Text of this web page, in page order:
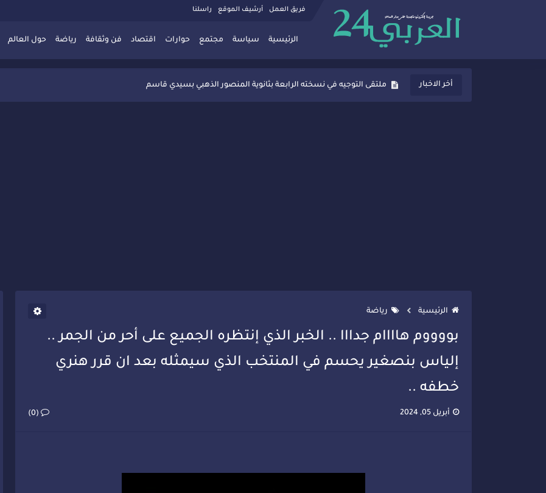
فريق العمل أرشيف الموقع راسلنا
الرئيسية سياسة مجتمع حوارات اقتصاد فن وثقافة رياضة حول العالم
أخر الاخبار
ثانوية المنصور الذهبي بسيدي قاسم تُعزّز ثقافة التوجيه المدرسي بمبادرة نوعية تجمع بين التفاعل والتكريم
ملتقى التوجيه في نسخته الرابعة بثانوية المنصور الذهبي بسيدي قاسم
الرئيسية رياضة
بووووم هاااام جدااا .. الخبر الذي إنتظره الجميع على أحر من الجمر ..
إلياس بنصغير يحسم في المنتخب الذي سيمثله بعد ان قرر هنري
خطفه ..
أبريل 05, 2024 (0)